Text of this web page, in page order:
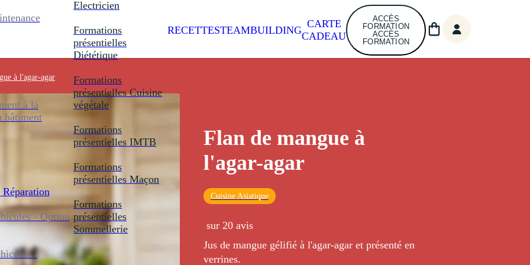
à la
bâtiment
- Option
-
Electricien
Formations
présentielles
Diététique
Formations
présentielles Cuisine
végétale
Formations
présentielles IMTB
Formations
présentielles Maçon
Formations
présentielles
Sommellerie
RECETTESTEAMBUILDING
CARTE
CADEAU
ACCÈS
FORMATION
ACCÈS
FORMATION
à l'agar-agar
Flan de mangue à
l'agar-agar
Cuisine Asiatique
sur 20 avis
Jus de mangue gélifié à l'agar-agar et présenté en
verrines.